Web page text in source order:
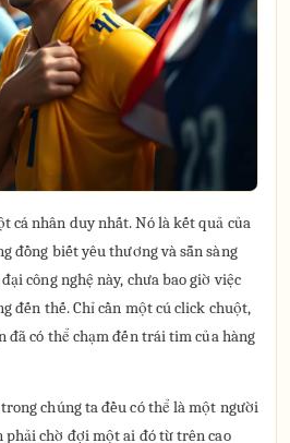
cá nhân duy nhất. Nó là kết quả của
đồng biết yêu thương và sẵn sàng
công nghệ này, chưa bao giờ việc
đến thế. Chỉ cần một cú click chuột,
đã có thể chạm đến trái tim của hàng
chúng ta đều có thể là một người
phải chờ đợi một ai đó từ trên cao